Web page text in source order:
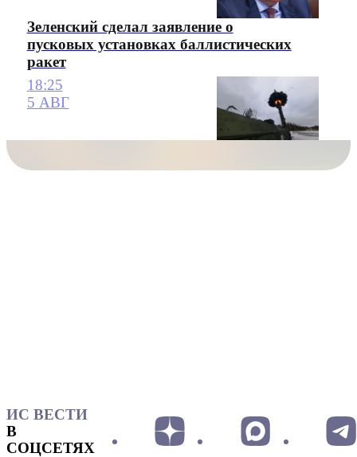
Зеленский сделал заявление о
пусковых установках баллистических
ракет
18:25
5 АВГ
ИС ВЕСТИ
В
СОЦСЕТЯХ